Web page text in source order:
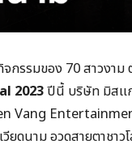
กรรมของ 70 สาวงาม
2023ปีนี้ บริษัท มิสแ
Vang
ยดนาม อวดสายตาชาว